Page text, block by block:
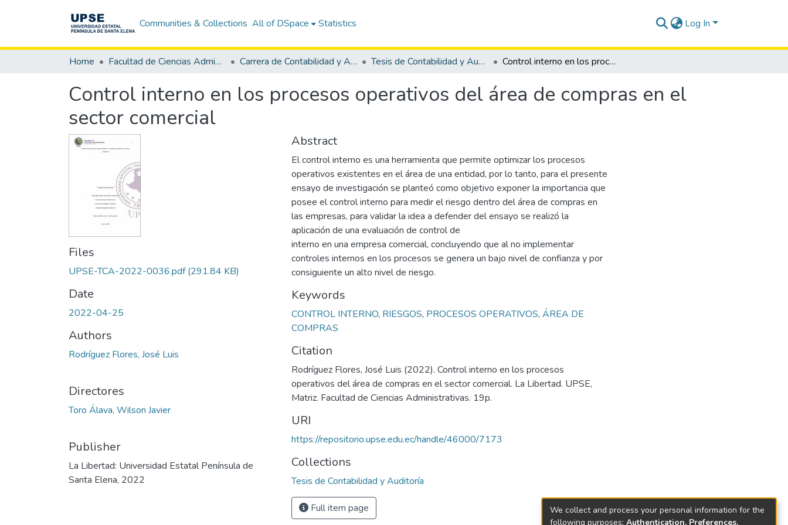
Communities & Collections All of DSpace Statistics Log In
Home Facultad de Ciencias Administrativas Carrera de Contabilidad y Auditoría Tesis de Contabilidad y Auditoría Control interno en los procesos operativos del área de compras en el sector comercial
Control interno en los procesos operativos del área de compras en el
sector comercial
Files
UPSE-TCA-2022-0036.pdf(291.84 KB)
Date
2022-04-25
Authors
Rodríguez Flores, José Luis
Directores
Toro Álava, Wilson Javier
Publisher
La Libertad: Universidad Estatal Península de
Santa Elena, 2022
Abstract
El control interno es una herramienta que permite optimizar los procesos
operativos existentes en el área de una entidad, por lo tanto, para el presente
ensayo de investigación se planteó como objetivo exponer la importancia que
posee el control interno para medir el riesgo dentro del área de compras en
las empresas, para validar la idea a defender del ensayo se realizó la
aplicación de una evaluación de control de
interno en una empresa comercial, concluyendo que al no implementar
controles internos en los procesos se genera un bajo nivel de confianza y por
consiguiente un alto nivel de riesgo.
Keywords
CONTROL INTERNO, RIESGOS, PROCESOS OPERATIVOS, ÁREA DE
COMPRAS
Citation
Rodríguez Flores, José Luis (2022). Control interno en los procesos
operativos del área de compras en el sector comercial. La Libertad. UPSE,
Matriz. Facultad de Ciencias Administrativas. 19p.
URI
https://repositorio.upse.edu.ec/handle/46000/7173
Collections
Tesis de Contabilidad y Auditoría
Full item page
We collect and process your personal information for the
following purposes: Authentication, Preferences,